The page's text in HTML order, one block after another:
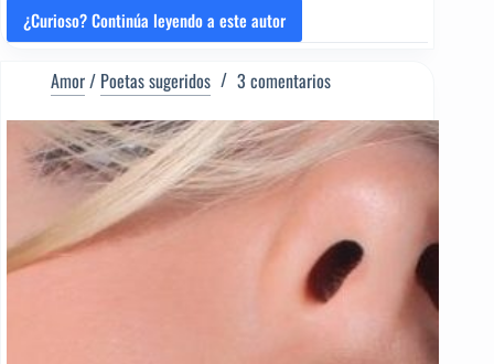
¿Curioso? Continúa leyendo a este autor
POEMA
UN
AMOR
INEXISTENTE
[Poema
del
Editor]
Domingo
Amor/ Poetas sugeridos 3 comentarios